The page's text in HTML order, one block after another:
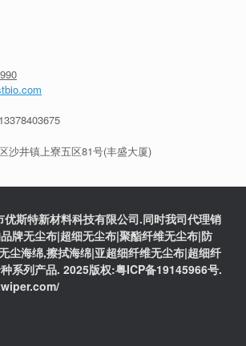
13378403675
沙井镇上寮五区81号(丰盛大厦)
斯特新材料科技有限公司.同时我司代理销
牌无尘布|超细无尘布|聚酯纤维无尘布|防
尘海绵,擦拭海绵|亚超细纤维无尘布|超细纤
系列产品. 2025版权:粤ICP备19145966号.